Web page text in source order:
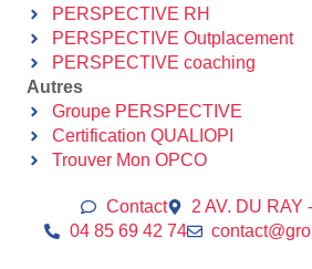
PERSPECTIVE RH
PERSPECTIVE Outplacement
PERSPECTIVE coaching
Autres
Groupe PERSPECTIVE
Certification QUALIOPI
Trouver Mon OPCO
Contact
2 AV. DU RAY
04 85 69 42 74⁩